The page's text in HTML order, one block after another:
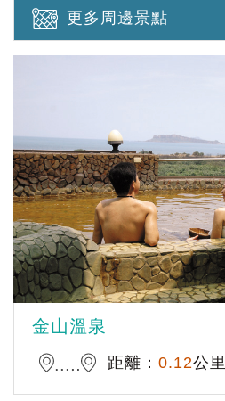
更多周邊景點
金山溫泉
距離： 0.12公里